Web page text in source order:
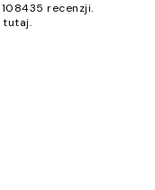
recenzji.
tutaj.